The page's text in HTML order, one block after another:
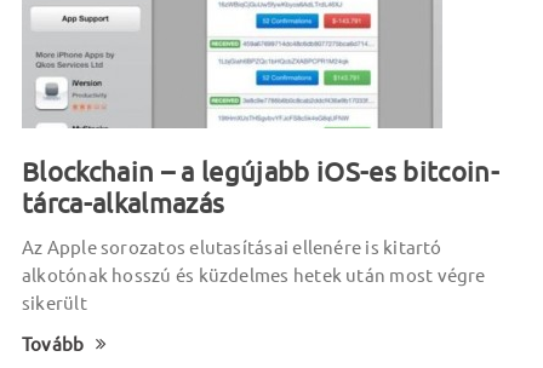
Blockchain – a legújabb iOS-es bitcoin-
tárca-alkalmazás
Az Apple sorozatos elutasításai ellenére is kitartó
alkotónak hosszú és küzdelmes hetek után most végre
sikerült
Tovább